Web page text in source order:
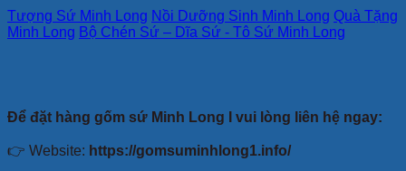
Tượng Sứ Minh Long Nồi Dưỡng Sinh Minh Long Quà Tặng
Minh Long Bộ Chén Sứ – Dĩa Sứ - Tô Sứ Minh Long
Để đặt hàng gốm sứ Minh Long I vui lòng liên hệ ngay:
👉 Website: https://gomsuminhlong1.info/